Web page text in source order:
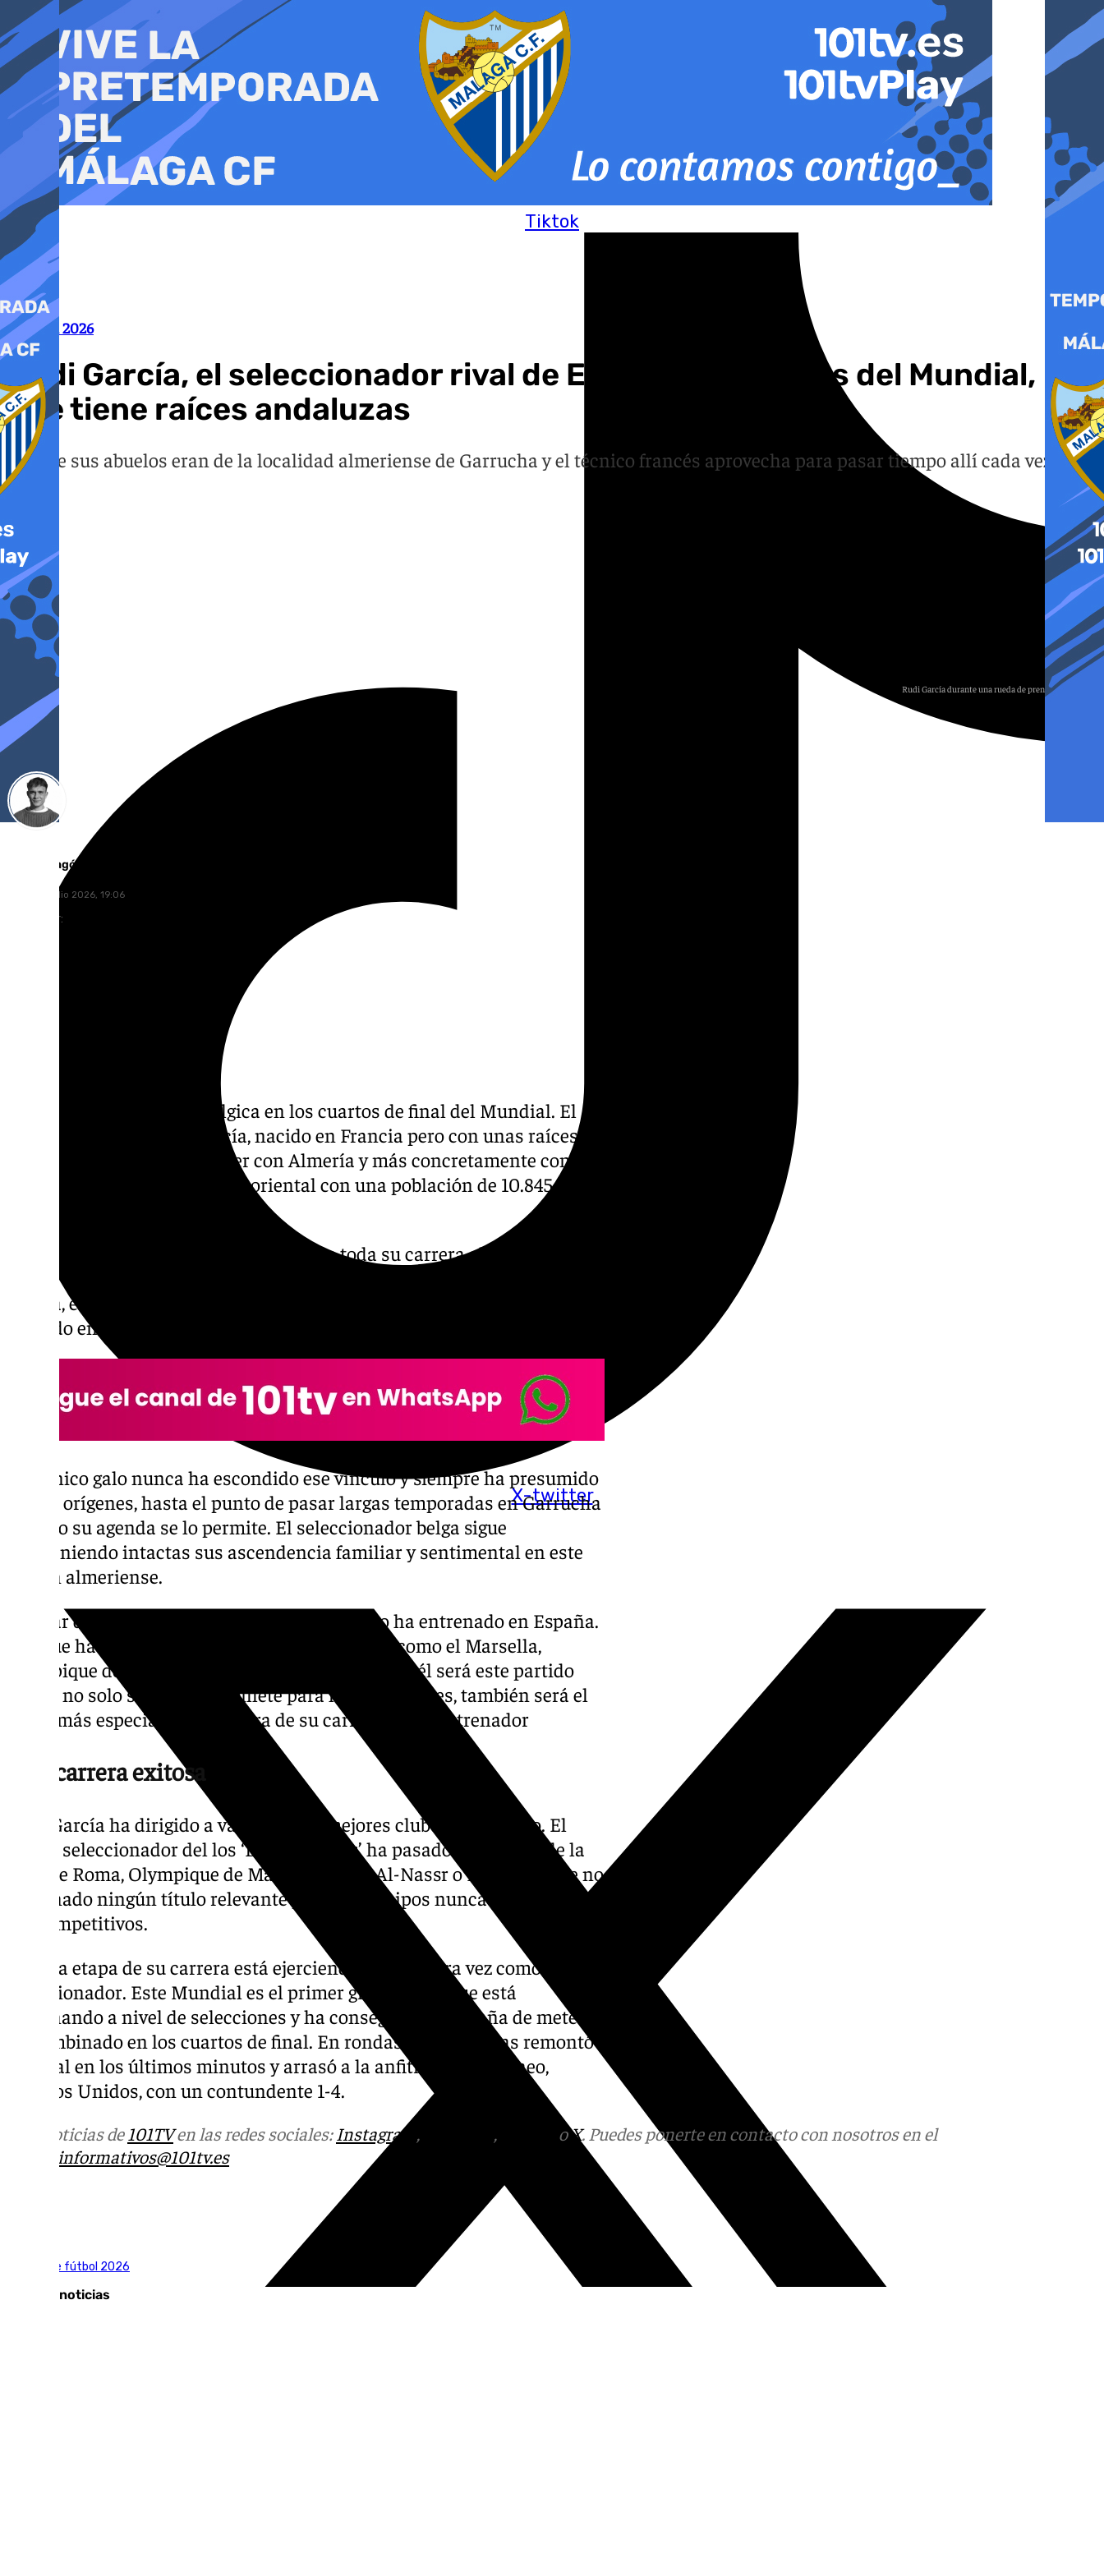
al
contenido
Tiktok
X-twitter
Mundial 2026
Rudi García, el seleccionador rival de España en cuartos del Mundial,
que tiene raíces andaluzas
Tres de sus abuelos eran de la localidad almeriense de Garrucha y el técnico francés aprovecha para pasar tiempo allí cada vez que
puede
Rudi García durante una rueda de prensa con Bélgica
Jorge Aragón
martes, 7 julio 2026, 19:06
Compartir:
España se enfrentará a Bélgica en los cuartos de final del Mundial. El
seleccionador es Rudi García, nacido en Francia pero con unas raíces
muy andaluzas. Tiene que ver con Almería y más concretamente con
Garrucha, situada en la parte oriental con una población de 10.845
Rudi nació en Francia y ha desarrollado toda su carrera allí, aunque tres
de sus abuelos eran españoles y nacieron en Garrucha. Su padre, José
García, era español y emigró a Francia, donde también fue futbolista
jugando en Almería siendo conocido en la zona como José ‘El Francés’.
El técnico galo nunca ha escondido ese vínculo y siempre ha presumido
de sus orígenes, hasta el punto de pasar largas temporadas en Garrucha
cuando su agenda se lo permite. El seleccionador belga sigue
manteniendo intactas sus ascendencia familiar y sentimental en este
rincón almeriense.
A pesar de sus raíces, a sus 62 años todavía no ha entrenado en España.
Aunque ha pasado por equipo de talla mundial como el Marsella,
Olympique de Lyon o Napoli. Lo más similar para él será este partido
donde no solo se jugará un billete para las semifinales, también será el
duelo más especial de la carrera de su carrera como entrenador
Una carrera exitosa
Rudi García ha dirigido a varios de los mejores clubes del mundo. El
actual seleccionador del los ‘Diablos Rojos’ ha pasado por clubes de la
talla de Roma, Olympique de Marsella, Lyon, Al-Nassr o Napoli donde no
ha ganado ningún título relevante pero sus equipos nunca han dejado de
ser competitivos.
En esta etapa de su carrera está ejerciendo por primera vez como
seleccionador. Este Mundial es el primer gran torneo que está
entrenando a nivel de selecciones y ha conseguido la hazaña de meter a
su combinado en los cuartos de final. En rondas eliminatorias remontó a
Senegal en los últimos minutos y arrasó a la anfitriona del torneo,
Estados Unidos, con un contundente 1-4.
Más noticias de101TVen las redes sociales:Instagram , , oX. Puedes ponerte en contacto con nosotros en el
informativos@101tv.es
Mundial de fútbol 2026
Últimas noticias